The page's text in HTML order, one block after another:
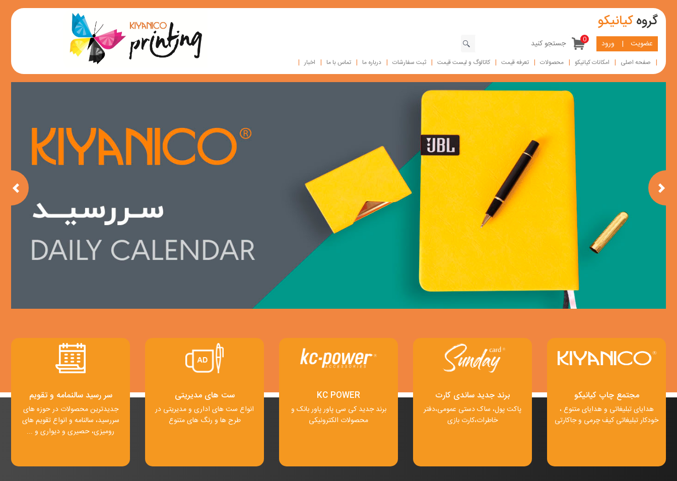
گروهکیانیکو
عضویت | ورود 0
| صفحه اصلی | امکانات کیانیکو | محصولات | تعرفه قیمت | کاتالوگ و لیست قیمت | ثبت سفارشات | درباره ما | تماس با ما | اخبار |
مجتمع چاپ کیانیکو
هدایای تبلیغاتی وهدایای متنوع،
خودکار تبلیغاتی کیف چرمی و جاکارتی
برند جدید ساندی کارت
پاکت پول، ساک دستی عمومی،دفتر
خاطرات،کارت بازی
KC POWER
برند جدید کی سی پاور پاور بانک و
محصولات الکترونیکی
ست های مدیریتی
انواع ست های اداری و مدیریتی در
طرح ها و رنگ های متنوع
سر رسید سالنمامه وتقویم
جدیدترین محصولات در حوزه های
سررسید، سالنامه و انواع تقویم های
رومیزی، حصیری و دیواری و ...